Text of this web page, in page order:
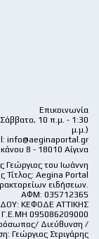
Επικοινωνία
10 π.μ. - 1:30
μ.μ.)
info@aeginaportal.gr
8 - 18010 Αίγινα
Γεώργιος του Ιωάννη
Τίτλος: Aegina Portal
ειδήσεων.
ΑΦΜ: 035712365
ΔΟΥ: ΚΕΦΟΔΕ ΑΤΤΙΚΗΣ
095086209000
Διεύθυνση /
Γεώργιος Στριγάρης